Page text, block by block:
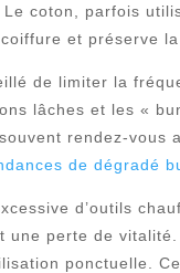
coton, parfois
et préserve la
de limiter la
lâches et les «
rendez-
de dégradé
d’outils
perte de
ponctuelle.